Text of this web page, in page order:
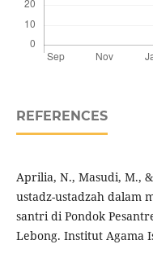
REFERENCES
Aprilia, N., Masudi, M.,
ustadz-ustadzah dalam
santri di Pondok
Lebong. Institut Agama